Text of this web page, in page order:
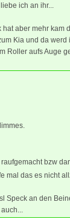
ich an ihr...
aber mehr kam
Kia und da werd
Roller aufs Auge
raufgemacht bzw
das es nicht
Speck an den